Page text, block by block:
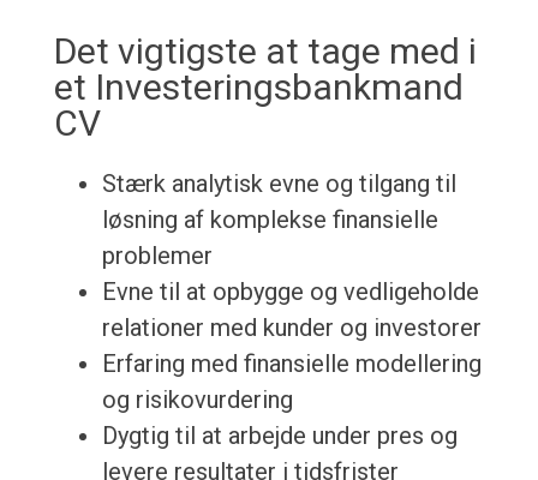
Det vigtigste at tage med i
et Investeringsbankmand
CV
Stærk analytisk evne og tilgang til
løsning af komplekse finansielle
problemer
Evne til at opbygge og vedligeholde
relationer med kunder og investorer
Erfaring med finansielle modellering
og risikovurdering
Dygtig til at arbejde under pres og
levere resultater i tidsfrister